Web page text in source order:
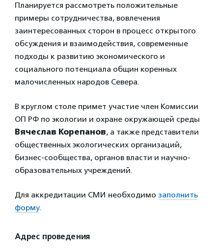
Планируется рассмотреть положительные
примеры сотрудничества, вовлечения
заинтересованных сторон в процесс открытого
обсуждения и взаимодействия, современные
подходы к развитию экономического и
социального потенциала общин коренных
малочисленных народов Севера.
В круглом столе примет участие член Комиссии
ОП РФ по экологии и охране окружающей среды
Вячеслав Корепанов, а также представители
общественных экологических организаций,
бизнес-сообщества, органов власти и научно-
образовательных учреждений.
Для аккредитации СМИ необходимо заполнить
форму.
Адрес проведения